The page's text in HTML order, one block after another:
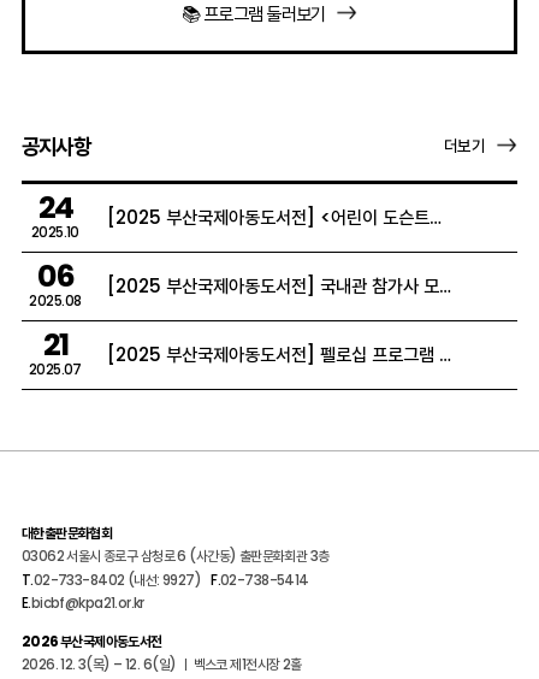
📚 프로그램 둘러보기
공지사항 더보기
24
2025.10
[2025 부산국제아동도서전] <어린이 도슨트> 모집 안내 (모집 기간 연장)
06
2025.08
[2025 부산국제아동도서전] 국내관 참가사 모집 안내
21
2025.07
[2025 부산국제아동도서전] 펠로십 프로그램 신청 안내
대한출판문화협회
03062 서울시 종로구 삼청로 6 (사간동) 출판문화회관 3층
T.02-733-8402 (내선: 9927) F.02-738-5414
E.bicbf@kpa21.or.kr
2026 부산국제아동도서전
2026. 12. 3(목) – 12. 6(일) ㅣ 벡스코 제1전시장 2홀